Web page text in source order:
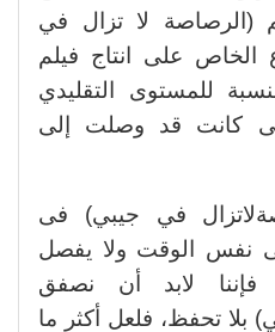
(الرصاصة لا تزال في
الخاص على انتاج فيلم
للمستوى التقليدي
كانت قد وصلت إلى
في جيبي) فى
نفس الوقت ولا يفصل
فإننا لابد أن نصفق
بلا تحفظ، فلعل أكثر ما